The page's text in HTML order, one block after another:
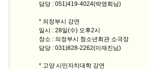
담당 : 051)419-4024(박영희님)
* 의정부시 강연
일시 : 28일(수) 오후2시
장소 : 의정부시 청소년회관 소극장
담당 : 031)828-2262(이재진님)
* 고양 시민자치대학 강연